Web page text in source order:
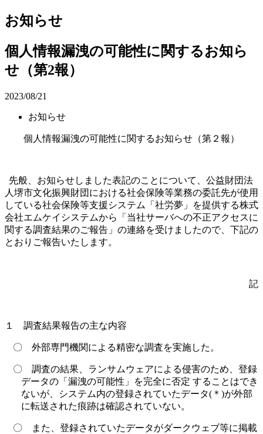
お知らせ
個人情報漏洩の可能性に関するお知ら
せ（第2報）
2023/08/21
お知らせ
個人情報漏洩の可能性に関するお知らせ（第２報）
先般、お知らせしました表記のことについて、公益財団法
人堺市文化振興財団における社会保険等業務の委託先が使用
している社会保険等支援システム「社労夢」を提供する株式
会社エムケイシステムから「当社サーバへの不正アクセスに
関する調査結果のご報告」の連絡を受けましたので、下記の
とおりご報告いたします。
記
１ 調査結果報告の主な内容
〇 外部専門機関による精密な調査を実施した。
〇 調査の結果、ランサムウェアによる侵害のため、登録
データの「漏洩の可能性」を完全に否定 することはでき
ないが、システム内の登録されていたデータ( ＊ )が外部
に転送された痕跡は確認されていない。
〇 また、登録されていたデータがダークウェブ等に掲載